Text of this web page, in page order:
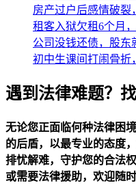
房产过户后感情破裂
租客入狱欠租6个月
公司没钱还债，股东
初中生课间打闹骨折
遇到法律难题？
无论您正面临何种法律困
的后盾，以最专业的态度
排忧解难，守护您的合法
或需要法律援助，欢迎随时